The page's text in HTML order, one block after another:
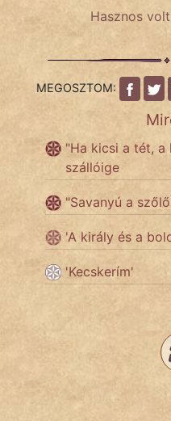
vörös ördög
NapHold
pszichopati
szegény legény
szemfüles
Hasznos
MEGOSZTOM:
"Ha kicsi a tét,
szállóige
"Savanyú a
'A király és a
'Kecskerím'